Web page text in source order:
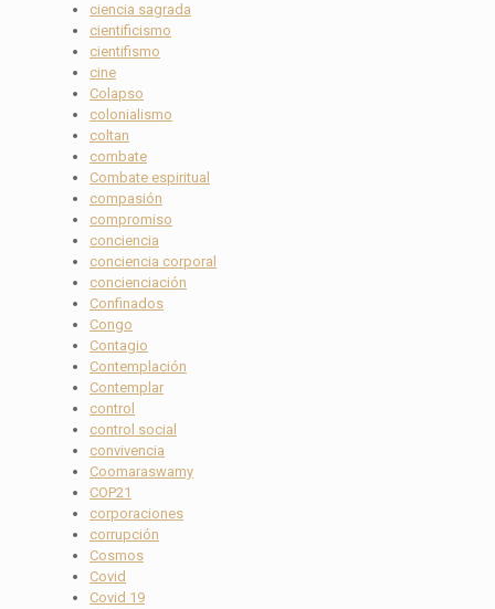
ciencia sagrada
cientificismo
cientifismo
cine
Colapso
colonialismo
coltan
combate
Combate espiritual
compasión
compromiso
conciencia
conciencia corporal
concienciación
Confinados
Congo
Contagio
Contemplación
Contemplar
control
control social
convivencia
Coomaraswamy
COP21
corporaciones
corrupción
Cosmos
Covid
Covid 19